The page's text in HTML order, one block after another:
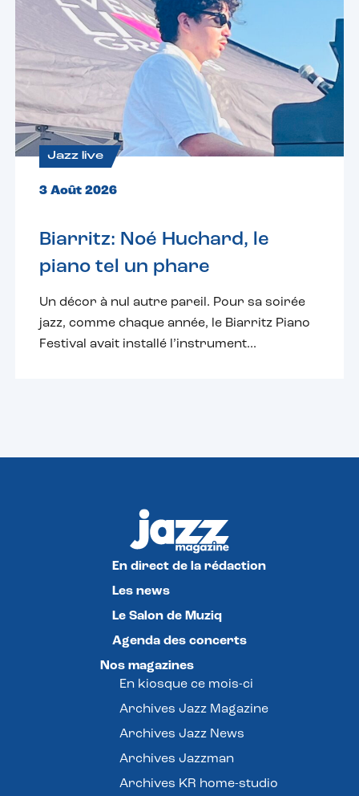
Jazz live
3 Août 2026
Biarritz: Noé Huchard, le
piano tel un phare
Un décor à nul autre pareil. Pour sa soirée
jazz, comme chaque année, le Biarritz Piano
Festival avait installé l’instrument...
En direct de la rédaction
Les news
Le Salon de Muziq
Agenda des concerts
Nos magazines
En kiosque ce mois-ci
Archives Jazz Magazine
Archives Jazz News
Archives Jazzman
Archives KR home-studio